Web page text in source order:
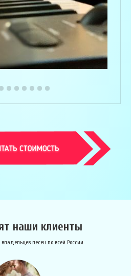
наши клиенты
песен по всей России